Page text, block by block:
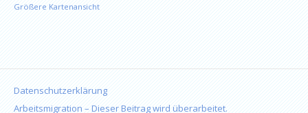
Größere Kartenansicht
Datenschutzerklärung
Arbeitsmigration – Dieser Beitrag wird überarbeitet.